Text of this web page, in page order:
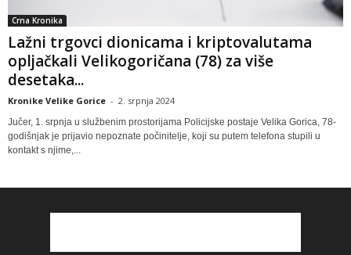
Crna Kronika
Lažni trgovci dionicama i kriptovalutama
opljačkali Velikogoričana (78) za više
desetaka...
Kronike Velike Gorice - 2. srpnja 2024
Jučer, 1. srpnja u službenim prostorijama Policijske postaje Velika Gorica, 78-
godišnjak je prijavio nepoznate počinitelje, koji su putem telefona stupili u
kontakt s njime,...